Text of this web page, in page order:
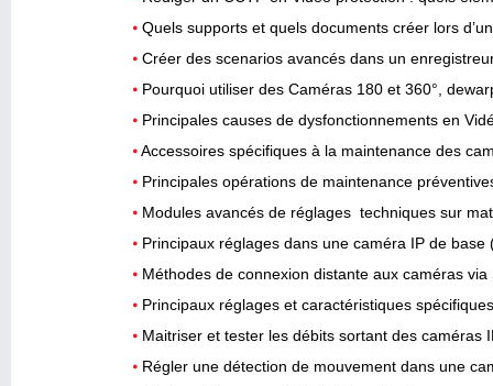
Quels supports et quels documents créer lors
Créer des scenarios avancés dans un
Pourquoi utiliser des Caméras 180 et 360°,
Principales causes de dysfonctionnements en
Accessoires spécifiques à la maintenance des
Principales opérations de maintenance
Modules avancés de réglages techniques sur
Principaux réglages dans une caméra IP de base
Méthodes de connexion distante aux caméras
Principaux réglages et caractéristiques
Maitriser et tester les débits sortant des caméras
Régler une détection de mouvement dans une